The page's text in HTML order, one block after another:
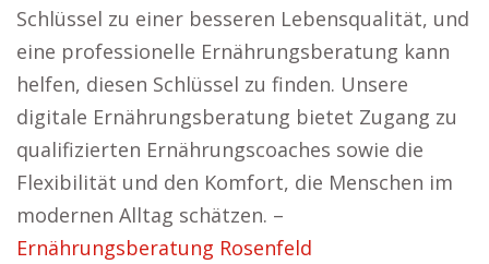
Schlüssel zu einer besseren Lebensqualität, und
eine professionelle Ernährungsberatung kann
helfen, diesen Schlüssel zu finden. Unsere
digitale Ernährungsberatung bietet Zugang zu
qualifizierten Ernährungscoaches sowie die
Flexibilität und den Komfort, die Menschen im
modernen Alltag schätzen. –
Ernährungsberatung Rosenfeld